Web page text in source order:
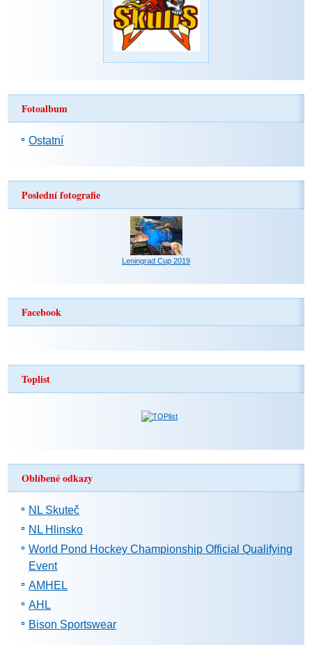
Fotoalbum
Ostatní
Poslední fotografie
Leningrad Cup 2019
Facebook
Toplist
Oblíbené odkazy
NL Skuteč
NL Hlinsko
World Pond Hockey Championship Official Qualifying
Event
AMHEL
AHL
Bison Sportswear